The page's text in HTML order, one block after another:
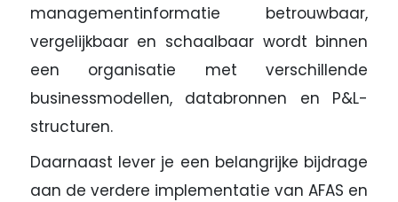
managementinformatie betrouwbaar,
vergelijkbaar en schaalbaar wordt binnen
een organisatie met verschillende
businessmodellen, databronnen en P&L-
structuren.
Daarnaast lever je een belangrijke bijdrage
aan de verdere implementatie van AFAS en